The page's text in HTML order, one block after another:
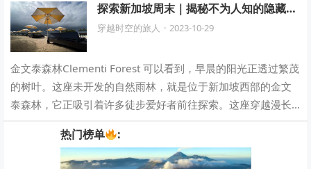
探索新加坡周末｜揭秘不为人知的隐藏胜
地！
穿越时空的旅人 · 2023-10-29
金文泰森林Clementi Forest 可以看到，早晨的阳光正透过繁茂
的树叶。这座未开发的自然雨林，就是位于新加坡西部的金文
泰森林，它正吸引着许多徒步爱好者前往探索。这座穿越漫长
热门榜单 :